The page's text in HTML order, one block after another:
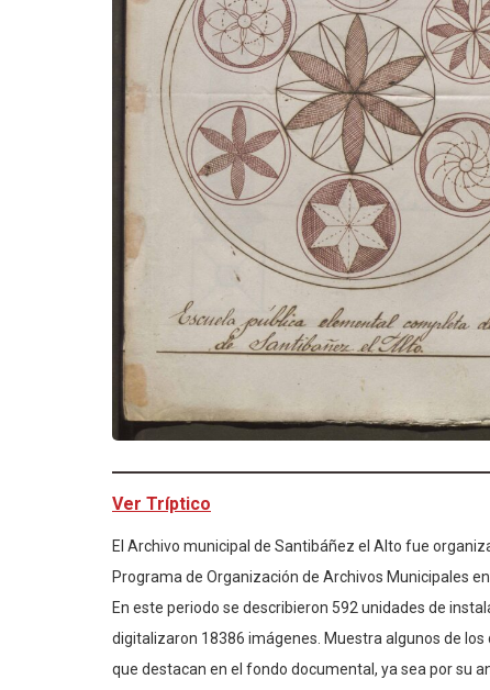
Ver Tríptico
El Archivo municipal de Santibáñez el Alto fue
Programa de Organización de Archivos Municipales
En este periodo se describieron 592 unidades de
digitalizaron 18386 imágenes. Muestra algunos de los
que destacan en el fondo documental, ya sea por su